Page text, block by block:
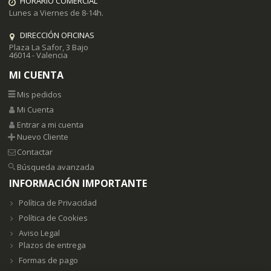
Lunes a Viernes de 8-14h.
DIRECCIÓN OFICINAS
Plaza La Safor, 3 Bajo
46014 - Valencia
MI CUENTA
Mis pedidos
Mi Cuenta
Entrar a mi cuenta
Nuevo Cliente
Contactar
Búsqueda avanzada
INFORMACIÓN IMPORTANTE
Política de Privacidad
Política de Cookies
Aviso Legal
Plazos de entrega
Formas de pago